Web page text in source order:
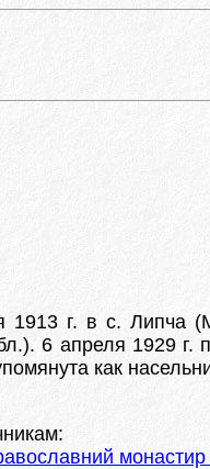
г. в с. Липча
6 апреля 1929
как
монастир